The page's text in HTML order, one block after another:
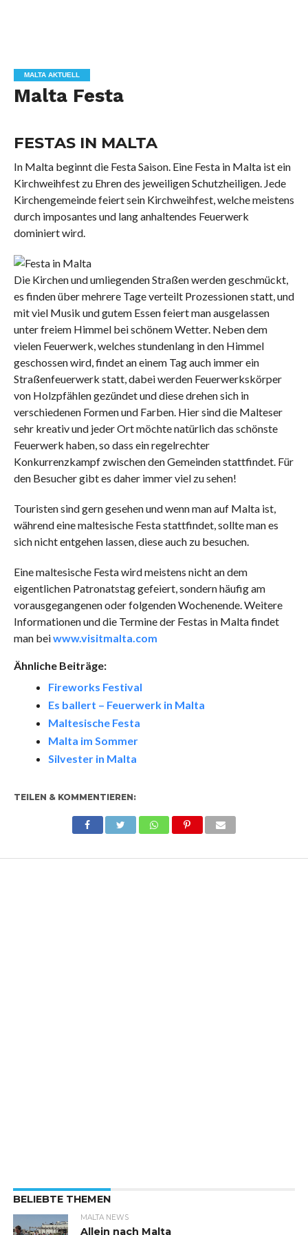
MALTA AKTUELL
Malta Festa
FESTAS IN MALTA
In Malta beginnt die Festa Saison. Eine Festa in Malta ist ein
Kirchweihfest zu Ehren des jeweiligen Schutzheiligen. Jede
Kirchengemeinde feiert sein Kirchweihfest, welche meistens
durch imposantes und lang anhaltendes Feuerwerk
dominiert wird.
Die Kirchen und umliegenden Straßen werden geschmückt,
es finden über mehrere Tage verteilt Prozessionen statt, und
mit viel Musik und gutem Essen feiert man ausgelassen
unter freiem Himmel bei schönem Wetter. Neben dem
vielen Feuerwerk, welches stundenlang in den Himmel
geschossen wird, findet an einem Tag auch immer ein
Straßenfeuerwerk statt, dabei werden Feuerwerkskörper
von Holzpfählen gezündet und diese drehen sich in
verschiedenen Formen und Farben. Hier sind die Malteser
sehr kreativ und jeder Ort möchte natürlich das schönste
Feuerwerk haben, so dass ein regelrechter
Konkurrenzkampf zwischen den Gemeinden stattfindet. Für
den Besucher gibt es daher immer viel zu sehen!
Touristen sind gern gesehen und wenn man auf Malta ist,
während eine maltesische Festa stattfindet, sollte man es
sich nicht entgehen lassen, diese auch zu besuchen.
Eine maltesische Festa wird meistens nicht an dem
eigentlichen Patronatstag gefeiert, sondern häufig am
vorausgegangenen oder folgenden Wochenende. Weitere
Informationen und die Termine der Festas in Malta findet
man beiwww.visitmalta.com
Ähnliche Beiträge:
Fireworks Festival
Es ballert – Feuerwerk in Malta
Maltesische Festa
Malta im Sommer
Silvester in Malta
TEILEN & KOMMENTIEREN:
BELIEBTE THEMEN
MALTA NEWS
Allein nach Malta